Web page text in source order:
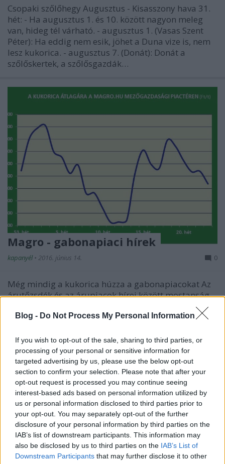
Blog - Do Not Process My Personal Information
If you wish to opt-out of the sale, sharing to third parties, or
processing of your personal or sensitive information for
targeted advertising by us, please use the below opt-out
section to confirm your selection. Please note that after your
opt-out request is processed you may continue seeing
interest-based ads based on personal information utilized by
us or personal information disclosed to third parties prior to
your opt-out. You may separately opt-out of the further
disclosure of your personal information by third parties on the
IAB’s list of downstream participants. This information may
also be disclosed by us to third parties on the IAB’s List of
Downstream Participants that may further disclose it to other
Csopaki szőlőhegy Augusztus - Kisasszony hava 31.
hét: - Ha augusztus 1. és 10. között nagyon meleg
van, hideg tél várható. - augusztus 1. (Vasas Szent
Péter): Ha eddig nem esik, jöhet a Duna vize is, nem
lesz kukorica. - augusztus 7. (Donát): Donát a
szőlőskertek, a szőlősgazdák…
Magro - gabonapiaci hírek
kapanyél • 2016. június 14. 0
Még mindig a kukorica húzza a gabonapiacokat Az
árutőzsdék és az árupiacok hírei között mostanság
kiemelt szerepet kap az időjárás. Egymást érik az
előrejelzések a várható termésmennyiségről és az
várható időjárás hogyan és milyen mértékben…